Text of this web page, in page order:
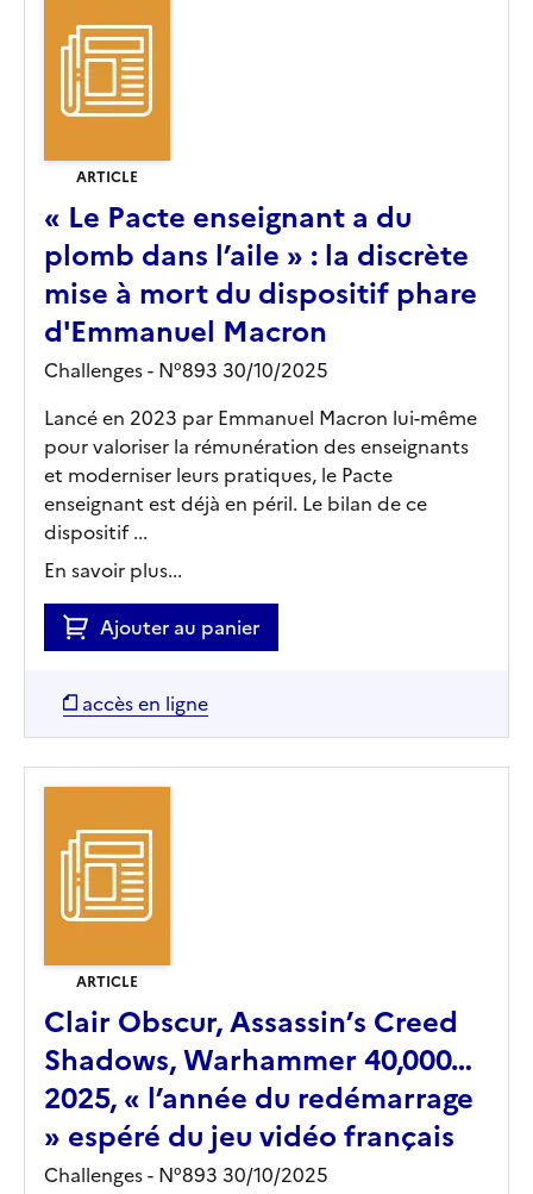
ARTICLE
« Le Pacte enseignant a du
plomb dans l’aile » : la discrète
mise à mort du dispositif phare
d'Emmanuel Macron
Challenges - N°893 30/10/2025
Lancé en 2023 par Emmanuel Macron lui-même
pour valoriser la rémunération des enseignants
et moderniser leurs pratiques, le Pacte
enseignant est déjà en péril. Le bilan de ce
dispositif ...
En savoir plus...
Ajouter au panier
accès en ligne
ARTICLE
Clair Obscur, Assassin’s Creed
Shadows, Warhammer 40,000…
2025, « l’année du redémarrage
» espéré du jeu vidéo français
Challenges - N°893 30/10/2025